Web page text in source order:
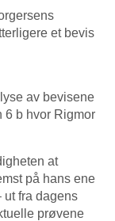
et bevis
av bevisene
6 b hvor Rigmor
at
på hans ene
ut fra dagens
prøvene